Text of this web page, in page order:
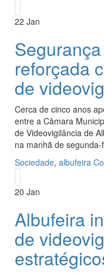
22 Jan
reforçada
de
Cerca de cinco anos
entre a Câmara
de Videovigilância de
na manhã de
Sociedade, albufeira
20 Jan
Albufeira
de